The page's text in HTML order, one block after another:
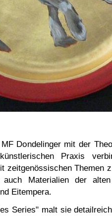
Dondelinger mit der
Praxis
zeitgenössischen Themen
Materialien der
Eitempera.
Series" malt sie